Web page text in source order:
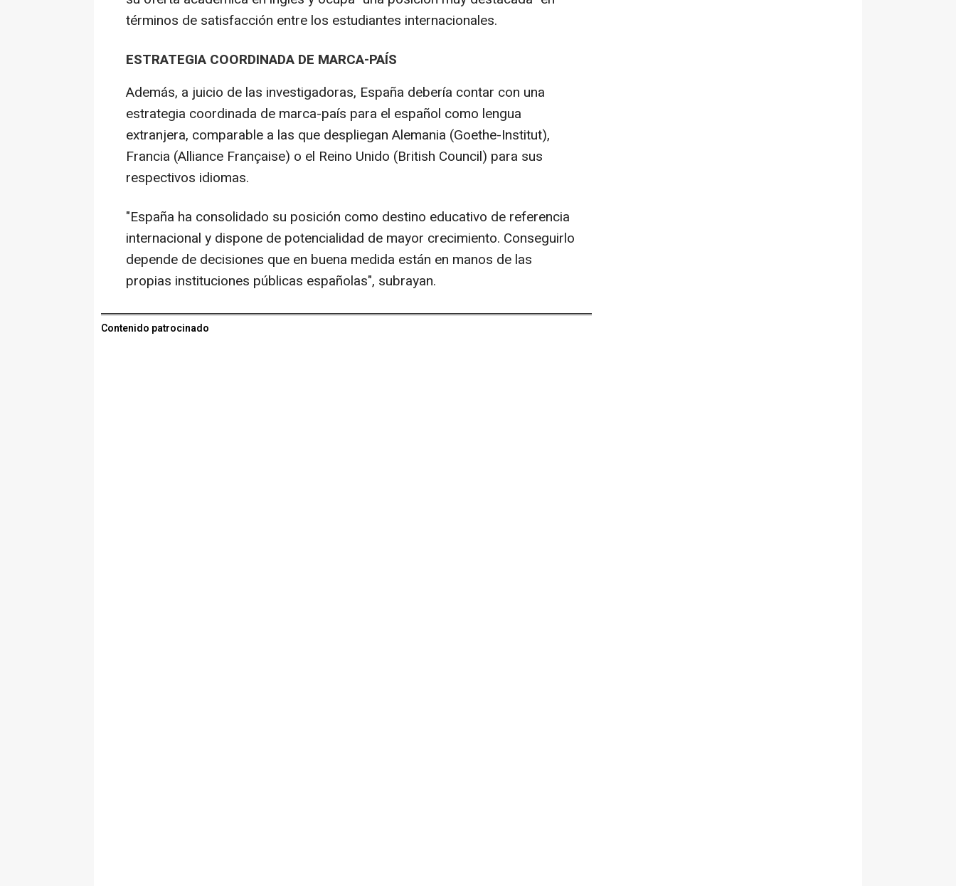
términos de satisfacción entre los estudiantes internacionales.
ESTRATEGIA COORDINADA DE MARCA-PAÍS
Además, a juicio de las investigadoras, España debería contar con una
estrategia coordinada de marca-país para el español como lengua
extranjera, comparable a las que despliegan Alemania (Goethe-Institut),
Francia (Alliance Française) o el Reino Unido (British Council) para sus
respectivos idiomas.
"España ha consolidado su posición como destino educativo de referencia
internacional y dispone de potencialidad de mayor crecimiento. Conseguirlo
depende de decisiones que en buena medida están en manos de las
propias instituciones públicas españolas", subrayan.
Contenido patrocinado